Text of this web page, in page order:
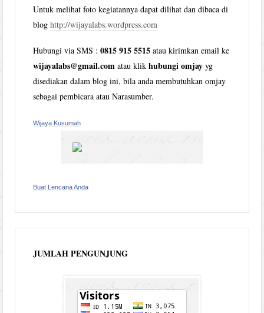
Untuk melihat foto kegiatannya dapat dilihat dan dibaca di
bloghttp://wijayalabs.wordpress.com
Hubungi via SMS :0815 915 5515 atau kirimkan email ke
wijayalabs@gmail.com atau klikhubungi omjay yg
disediakan dalam blog ini, bila anda membutuhkan omjay
sebagai pembicara atau Narasumber.
Wijaya Kusumah
Buat Lencana Anda
JUMLAH PENGUNJUNG